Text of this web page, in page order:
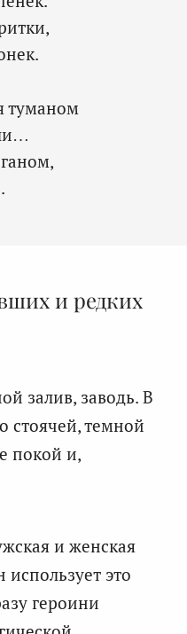
туманом
и редких
залив, заводь. В
стоячей, темной
покой и,
и женская
это
героини